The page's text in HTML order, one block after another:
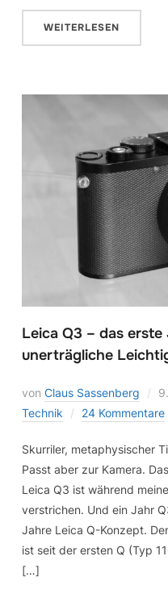
WEITERLESEN
Leica Q3 – das erste
unerträgliche
von Claus Sassenberg
Technik
24 Kommentare
Skurriler, metaphysischer
Passt aber zur Kamera.
Leica Q3 ist während
verstrichen. Und ein Jahr
Jahre Leica Q-Konzept.
ist seit der ersten Q (Typ
[…]